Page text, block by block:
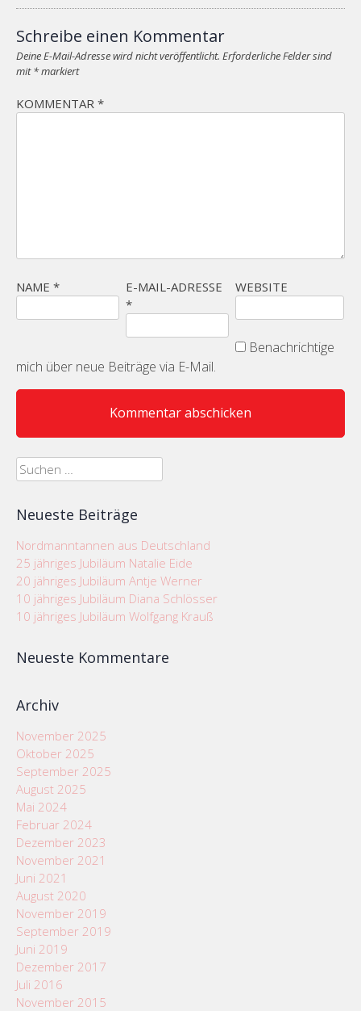
Schreibe einen Kommentar
Deine E-Mail-Adresse wird nicht veröffentlicht. Erforderliche Felder sind
mit*markiert
KOMMENTAR *
NAME *
E-MAIL-ADRESSE
*
WEBSITE
Benachrichtige
mich über neue Beiträge via E-Mail.
Suchen
nach:
Neueste Beiträge
Nordmanntannen aus Deutschland
25 jähriges Jubiläum Natalie Eide
20 jähriges Jubiläum Antje Werner
10 jähriges Jubiläum Diana Schlösser
10 jähriges Jubiläum Wolfgang Krauß
Neueste Kommentare
Archiv
November 2025
Oktober 2025
September 2025
August 2025
Mai 2024
Februar 2024
Dezember 2023
November 2021
Juni 2021
August 2020
November 2019
September 2019
Juni 2019
Dezember 2017
Juli 2016
November 2015